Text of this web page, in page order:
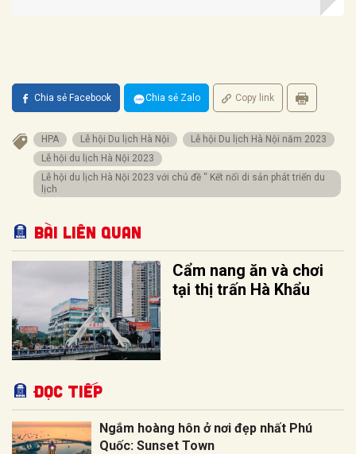
Chia sẻ Facebook Chia sẻ Zalo Copy link
HPA Lễ hội Du lịch Hà Nội
Lễ hội Du lịch Hà Nội năm 2023
Lễ hội du lịch Hà Nội 2023
Lễ hội du lịch Hà Nội 2023 với chủ đề “ Kết nối di sản phát triển du
lịch
Bài liên quan
Cẩm nang ăn và chơi
tại thị trấn Hà Khẩu
Đọc tiếp
Ngắm hoàng hôn ở nơi đẹp nhất Phú
Quốc: Sunset Town